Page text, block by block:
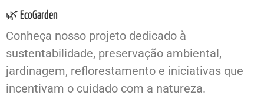
🌿 EcoGarden
Conheça nosso projeto dedicado à
sustentabilidade, preservação ambiental,
jardinagem, reflorestamento e iniciativas que
incentivam o cuidado com a natureza.